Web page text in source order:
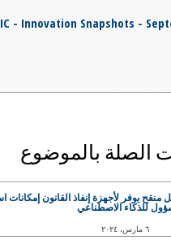
IC - Innovation Snapshots -
الصلة بالموضوع
منقح يوفر لأجهزة إنفاذ القانون إمكانات
للذكاء الاصطناعي
٦ مارس، ٢٠٢٤